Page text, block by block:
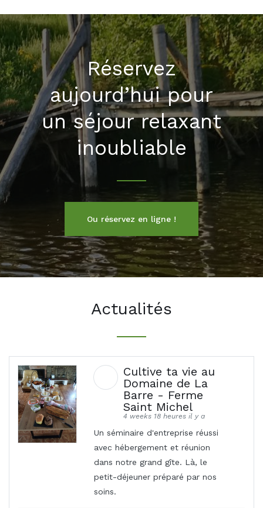
Réservez
aujourd’hui pour
un séjour relaxant
inoubliable
Ou réservez en ligne !
Actualités
Cultive ta vie au
Domaine de La
Barre - Ferme
Saint Michel
4 weeks 18 heures il y a
Un séminaire d'entreprise réussi
avec hébergement et réunion
dans notre grand gîte. Là, le
petit-déjeuner préparé par nos
soins.